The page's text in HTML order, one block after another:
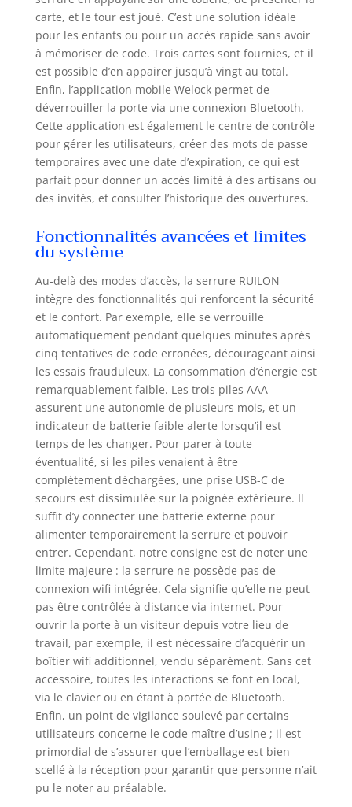
carte, et le tour est joué. C’est une solution idéale
pour les enfants ou pour un accès rapide sans avoir
à mémoriser de code. Trois cartes sont fournies, et il
est possible d’en appairer jusqu’à vingt au total.
Enfin, l’application mobile Welock permet de
déverrouiller la porte via une connexion Bluetooth.
Cette application est également le centre de contrôle
pour gérer les utilisateurs, créer des mots de passe
temporaires avec une date d’expiration, ce qui est
parfait pour donner un accès limité à des artisans ou
des invités, et consulter l’historique des ouvertures.
Fonctionnalités avancées et limites
du système
Au-delà des modes d’accès, la serrure RUILON
intègre des fonctionnalités qui renforcent la sécurité
et le confort. Par exemple, elle se verrouille
automatiquement pendant quelques minutes après
cinq tentatives de code erronées, décourageant ainsi
les essais frauduleux. La consommation d’énergie est
remarquablement faible. Les trois piles AAA
assurent une autonomie de plusieurs mois, et un
indicateur de batterie faible alerte lorsqu’il est
temps de les changer. Pour parer à toute
éventualité, si les piles venaient à être
complètement déchargées, une prise USB-C de
secours est dissimulée sur la poignée extérieure. Il
suffit d’y connecter une batterie externe pour
alimenter temporairement la serrure et pouvoir
entrer. Cependant, notre consigne est de noter une
limite majeure : la serrure ne possède pas de
connexion wifi intégrée. Cela signifie qu’elle ne peut
pas être contrôlée à distance via internet. Pour
ouvrir la porte à un visiteur depuis votre lieu de
travail, par exemple, il est nécessaire d’acquérir un
boîtier wifi additionnel, vendu séparément. Sans cet
accessoire, toutes les interactions se font en local,
via le clavier ou en étant à portée de Bluetooth.
Enfin, un point de vigilance soulevé par certains
utilisateurs concerne le code maître d’usine ; il est
primordial de s’assurer que l’emballage est bien
scellé à la réception pour garantir que personne n’ait
pu le noter au préalable.